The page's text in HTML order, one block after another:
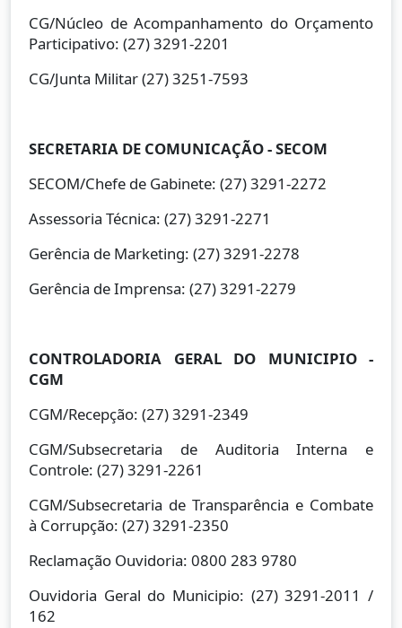
CG/Núcleo de Acompanhamento do Orçamento
Participativo: (27) 3291-2201
CG/Junta Militar (27) 3251-7593
SECRETARIA DE COMUNICAÇÃO - SECOM
SECOM/Chefe de Gabinete: (27) 3291-2272
Assessoria Técnica: (27) 3291-2271
Gerência de Marketing: (27) 3291-2278
Gerência de Imprensa: (27) 3291-2279
CONTROLADORIA GERAL DO MUNICIPIO -
CGM
CGM/Recepção: (27) 3291-2349
CGM/Subsecretaria de Auditoria Interna e
Controle: (27) 3291-2261
CGM/Subsecretaria de Transparência e Combate
à Corrupção: (27) 3291-2350
Reclamação Ouvidoria: 0800 283 9780
Ouvidoria Geral do Municipio: (27) 3291-2011 /
162